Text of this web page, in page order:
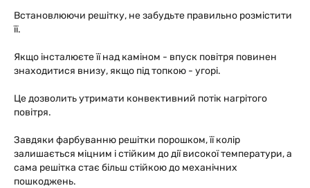
Встановлюючи решітку, не забудьте правильно розмістити
її.
Якщо інсталюєте її над каміном - впуск повітря повинен
знаходитися внизу, якщо під топкою - угорі.
Це дозволить утримати конвективний потік нагрітого
повітря.
Завдяки фарбуванню решітки порошком, її колір
залишається міцним і стійким до дії високої температури, а
сама решітка стає більш стійкою до механічних
пошкоджень.